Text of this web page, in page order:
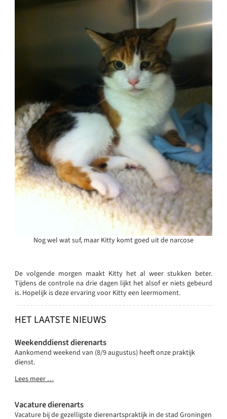
Nog wel wat suf, maar Kitty komt goed uit de narcose
De volgende morgen maakt Kitty het al weer stukken beter.
Tijdens de controle na drie dagen lijkt het alsof er niets gebeurd
is. Hopelijk is deze ervaring voor Kitty een leermoment.
HET LAATSTE NIEUWS
Weekenddienst dierenarts
Aankomend weekend van (8/9 augustus) heeft onze praktijk
dienst.
Lees meer …
Vacature dierenarts
Vacature bij de gezelligste dierenartspraktijk in de stad Groningen